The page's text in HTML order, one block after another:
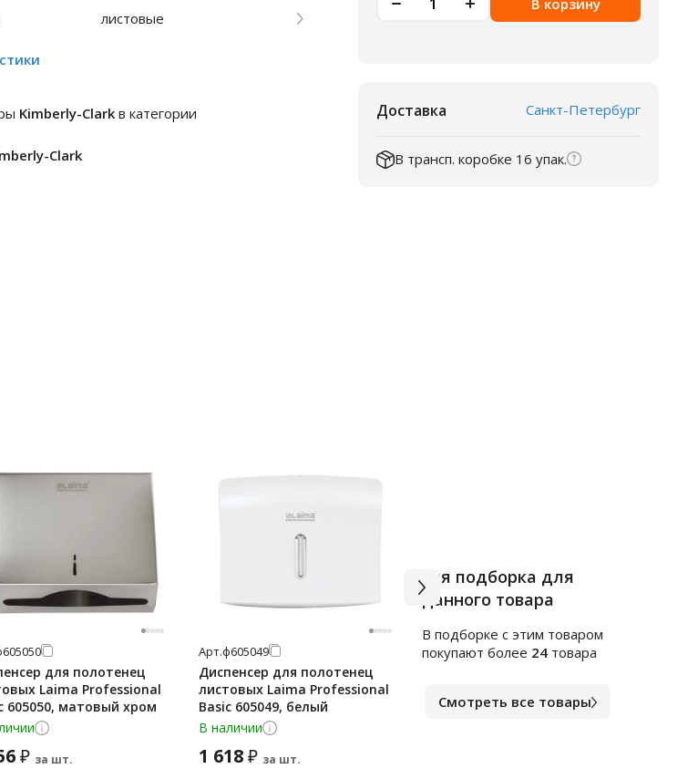
листовые
Kimberly-Clark в категории
Clark
В корзину
Доставка Санкт-Петербург
В трансп. коробке 16 упак.
для полотенец
Laima Professional
605050, матовый хром
₽ за шт.
Арт.ф605049
Диспенсер для полотенец
листовых Laima Professional
Basic 605049, белый
В наличии
1 618₽ за шт.
Арт.КМ1243486
Aquarius 6945, белый
Вся подборка для
данного товара
В подборке c этим товаром
покупают более 24 товара
Смотреть все товары